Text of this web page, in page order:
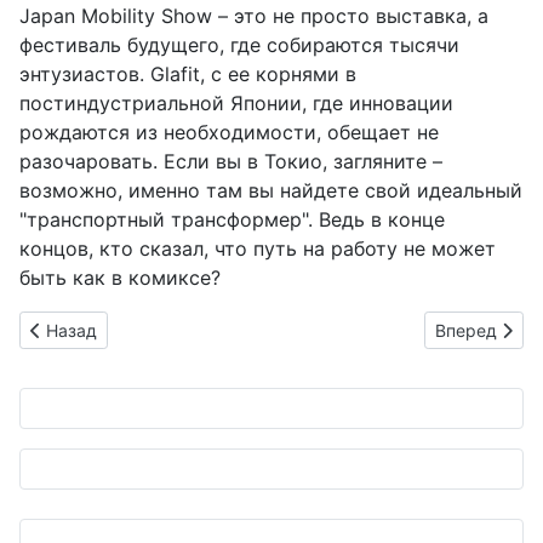
Japan Mobility Show – это не просто выставка, а
фестиваль будущего, где собираются тысячи
энтузиастов. Glafit, с ее корнями в
постиндустриальной Японии, где инновации
рождаются из необходимости, обещает не
разочаровать. Если вы в Токио, загляните –
возможно, именно там вы найдете свой идеальный
"транспортный трансформер". Ведь в конце
концов, кто сказал, что путь на работу не может
быть как в комиксе?
Предыдущий: Honda оживляет икону: Super Cub Lite под
Назад Следующий:
Вперед